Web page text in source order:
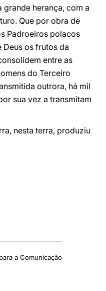
grande herança, com a
Que por obra de
Padroeiros polacos
Deus os frutos da
entre as
do Terceiro
outrora, há mil
sua vez a transmitam
nesta terra, produziu
a Comunicação